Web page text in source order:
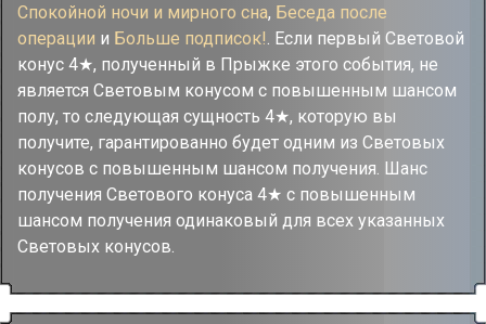
Спокойной ночи и мирного сна, Беседа после
операции и Больше подписок!. Если первый Световой
конус 4★, полученный в Прыжке этого события, не
является Световым конусом с повышенным шансом
полу, то следующая сущность 4★, которую вы
получите, гарантированно будет одним из Световых
конусов с повышенным шансом получения. Шанс
получения Светового конуса 4★ с повышенным
шансом получения одинаковый для всех указанных
Световых конусов.